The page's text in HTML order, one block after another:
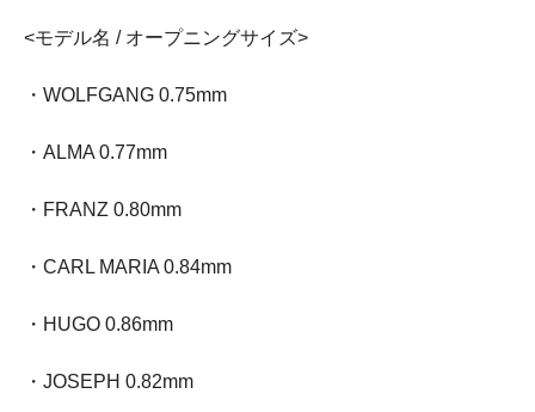
<モデル名 / オープニングサイズ>
・WOLFGANG 0.75mm
・ALMA 0.77mm
・FRANZ 0.80mm
・CARL MARIA 0.84mm
・HUGO 0.86mm
・JOSEPH 0.82mm